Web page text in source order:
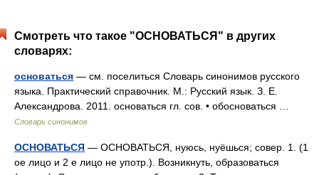
Смотреть что такое "ОСНОВАТЬСЯ" в других
словарях:
основаться — см. поселиться Словарь синонимов русского
языка. Практический справочник. М.: Русский язык. З. Е.
Александрова. 2011. основаться гл. сов. • обосноваться …
Словарь синонимов
ОСНОВАТЬСЯ — ОСНОВАТЬСЯ, нуюсь, нуёшься; совер. 1. (1
ое лицо и 2 е лицо не употр.). Возникнуть, образоваться